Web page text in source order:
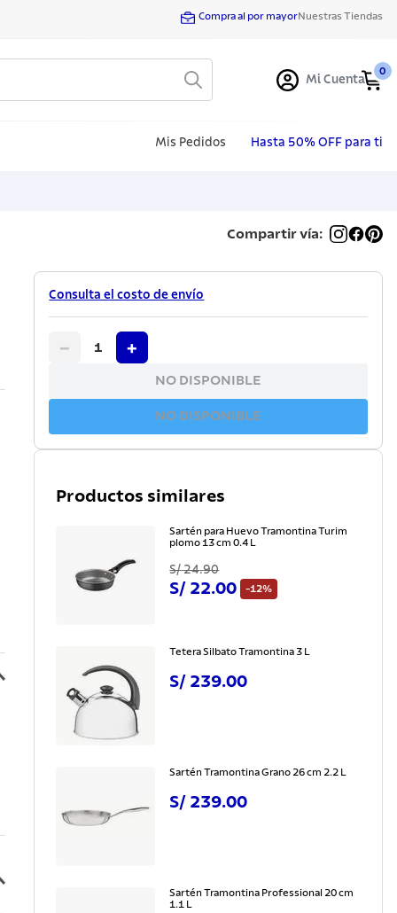
Compra al por mayorNuestras Tiendas
Mi Cuenta
0
Mis Pedidos Hasta 50% OFF para ti
Compartir vía:
Consulta el costo de envío
− 1 +
NO DISPONIBLE
NO DISPONIBLE
Productos similares
Sartén para Huevo Tramontina Turim
plomo 13 cm 0.4 L
S/ 24.90
S/ 22.00 -12%
Tetera Silbato Tramontina 3 L
S/ 239.00
Sartén Tramontina Grano 26 cm 2.2 L
S/ 239.00
Sartén Tramontina Professional 20 cm
1.1 L